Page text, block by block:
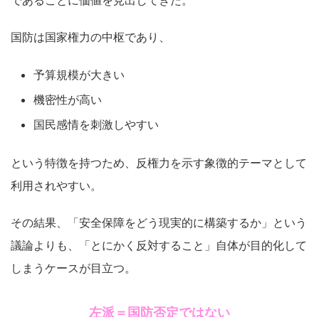
国防は国家権力の中枢であり、
予算規模が大きい
機密性が高い
国民感情を刺激しやすい
という特徴を持つため、反権力を示す象徴的テーマとして
利用されやすい。
その結果、「安全保障をどう現実的に構築するか」という
議論よりも、「とにかく反対すること」自体が目的化して
しまうケースが目立つ。
左派＝国防否定ではない